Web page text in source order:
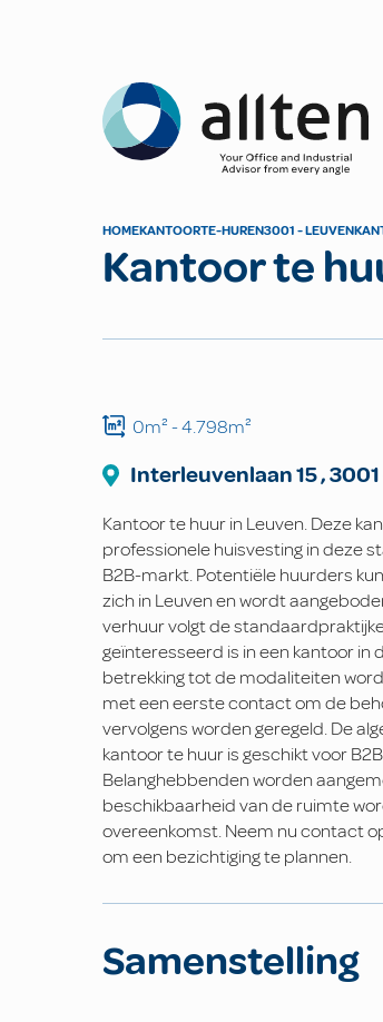
Allten
HOMEKANTOORTE-HUREN3001 - LEUVEN
Kantoor te
0m²- 4.798m²
Interleuvenlaan15,3001
Kantoor te huur in Leuven. Deze
professionele huisvesting in deze
B2B-markt. Potentiële huurders
zich in Leuven en wordt
verhuur volgt de
geïnteresseerd is in een kantoor
betrekking tot de modaliteiten
met een eerste contact om de
vervolgens worden geregeld. De
kantoor te huur is geschikt voor
Belanghebbenden worden
beschikbaarheid van de ruimte
overeenkomst. Neem nu contact
om een bezichtiging te plannen.
Samenstelling